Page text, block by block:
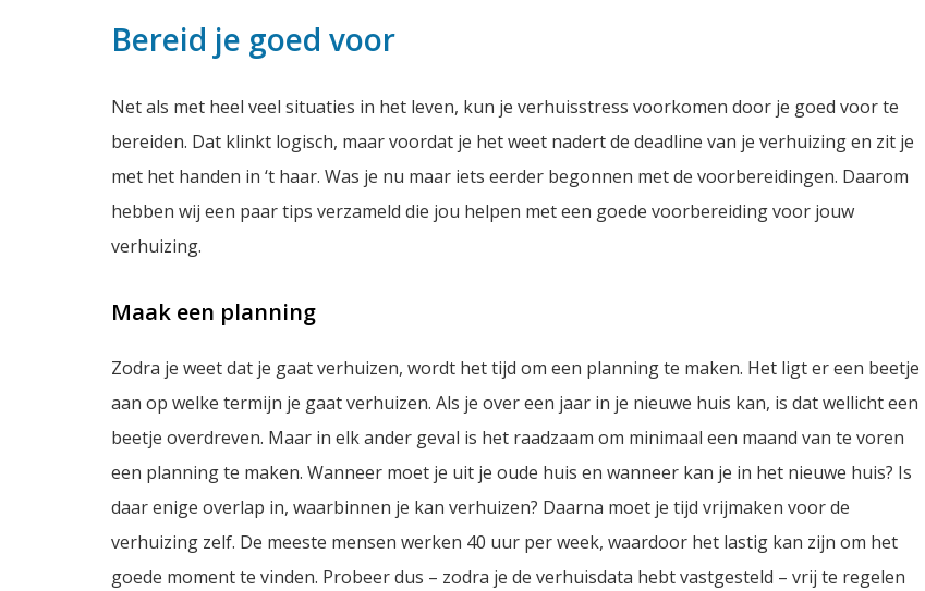
Bereid je goed voor
Net als met heel veel situaties in het leven, kun je verhuisstress voorkomen door je goed voor te
bereiden. Dat klinkt logisch, maar voordat je het weet nadert de deadline van je verhuizing en zit je
met het handen in ‘t haar. Was je nu maar iets eerder begonnen met de voorbereidingen. Daarom
hebben wij een paar tips verzameld die jou helpen met een goede voorbereiding voor jouw
verhuizing.
Maak een planning
Zodra je weet dat je gaat verhuizen, wordt het tijd om een planning te maken. Het ligt er een beetje
aan op welke termijn je gaat verhuizen. Als je over een jaar in je nieuwe huis kan, is dat wellicht een
beetje overdreven. Maar in elk ander geval is het raadzaam om minimaal een maand van te voren
een planning te maken. Wanneer moet je uit je oude huis en wanneer kan je in het nieuwe huis? Is
daar enige overlap in, waarbinnen je kan verhuizen? Daarna moet je tijd vrijmaken voor de
verhuizing zelf. De meeste mensen werken 40 uur per week, waardoor het lastig kan zijn om het
goede moment te vinden. Probeer dus – zodra je de verhuisdata hebt vastgesteld – vrij te regelen